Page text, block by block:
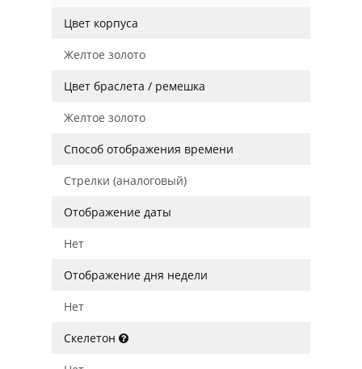
Цвет корпуса
Желтое золото
Цвет браслета / ремешка
Желтое золото
Способ отображения времени
Стрелки (аналоговый)
Отображение даты
Нет
Отображение дня недели
Нет
Скелетон